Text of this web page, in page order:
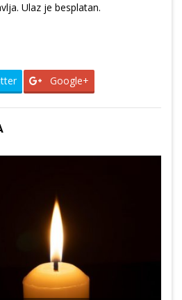
Ulaz je besplatan.
Google+